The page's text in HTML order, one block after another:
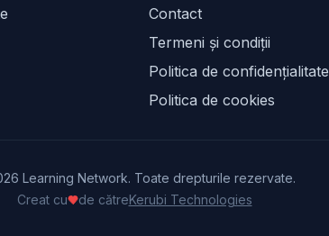
Contact
Termeni și condiții
Politica de confidențialitate
Politica de cookies
Learning Network. Toate drepturile rezervate.
Creat cu
de cătreKerubi Technologies